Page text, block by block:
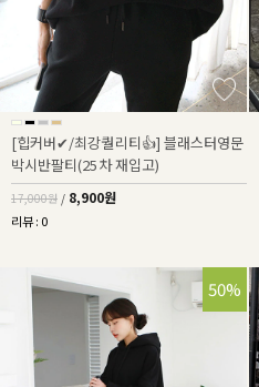
[힙커버✔/최강퀄리티👍] 블래스터영문
박시반팔티(25차 재입고)
17,000원 / 8,900원
리뷰 : 0
50%